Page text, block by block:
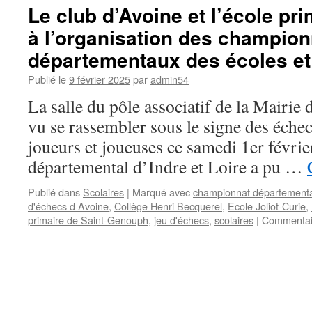
Le club d’Avoine et l’école
à l’organisation des
départementaux des écoles
Publié le9 février 2025paradmin54
La salle du pôle associatif de la Mairie
vu se rassembler sous le signe des
joueurs et joueuses ce samedi 1er
départemental d’Indre et Loire a pu …
Publié dans Scolaires | Marqué avecchampionnat
d'échecs d Avoine, Collège Henri Becquerel, Ecole Joliot-Curie,
primaire de Saint-Genouph, jeu d'échecs, scolaires |